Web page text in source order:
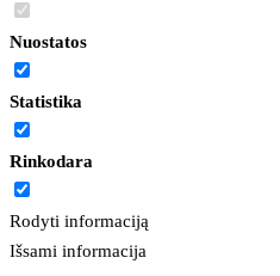
Nuostatos
Statistika
Rinkodara
Rodyti informaciją
Išsami informacija